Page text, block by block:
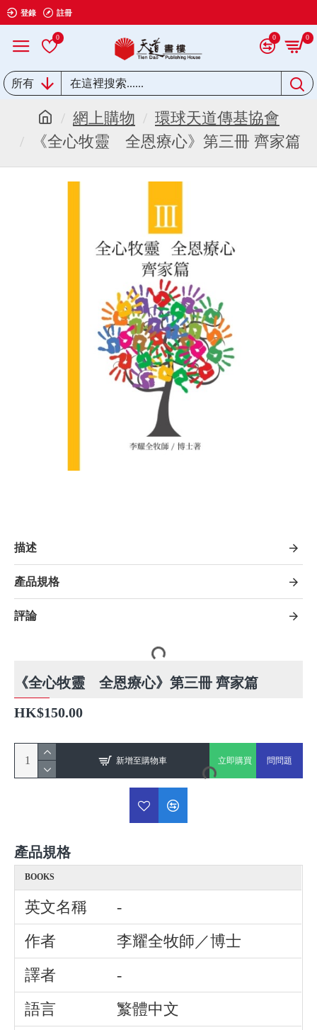
登錄 註冊
0 0 0
所有
網上購物
環球天道傳基協會
《全心牧靈 全恩療心》第三冊 齊家篇
描述
產品規格
評論
《全心牧靈 全恩療心》第三冊 齊家篇
產品規格
BOOKS
英文名稱
-
作者
李耀全牧師／博士
譯者
-
語言
瀪體中文
HK$150.00
新增至購物車 立即購買 問問題